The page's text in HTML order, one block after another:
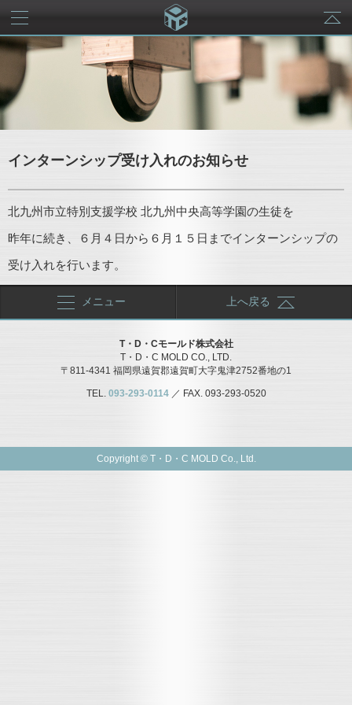
インターンシップ受け入れのお知らせ
北九州市立特別支援学校 北九州中央高等学園の生徒を
昨年に続き、６月４日から６月１５日までインターンシップの
受け入れを行います。
メニュー 上へ戻る
T・D・Cモールド株式会社
T・D・C MOLD CO., LTD.
〒811-4341 福岡県遠賀郡遠賀町大字鬼津2752番地の1
TEL. 093-293-0114／ FAX. 093-293-0520
Copyright © T・D・C MOLD Co., Ltd.